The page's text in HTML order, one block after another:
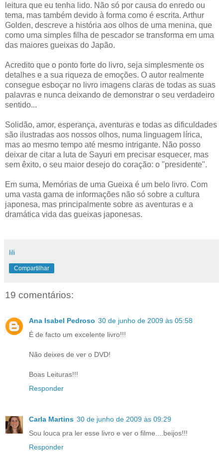
leitura que eu tenha lido. Não só por causa do enredo ou
tema, mas também devido à forma como é escrita. Arthur
Golden, descreve a história aos olhos de uma menina, que
como uma simples filha de pescador se transforma em uma
das maiores gueixas do Japão.
Acredito que o ponto forte do livro, seja simplesmente os
detalhes e a sua riqueza de emoções. O autor realmente
consegue esboçar no livro imagens claras de todas as suas
palavras e nunca deixando de demonstrar o seu verdadeiro
sentido...
Solidão, amor, esperança, aventuras e todas as dificuldades
são ilustradas aos nossos olhos, numa linguagem lírica,
mas ao mesmo tempo até mesmo intrigante. Não posso
deixar de citar a luta de Sayuri em precisar esquecer, mas
sem êxito, o seu maior desejo do coração: o "presidente".
Em suma, Memórias de uma Gueixa é um belo livro. Com
uma vasta gama de informações não só sobre a cultura
japonesa, mas principalmente sobre as aventuras e a
dramática vida das gueixas japonesas.
lili
Compartilhar
19 comentários:
Ana Isabel Pedroso 30 de junho de 2009 às 05:58
É de facto um excelente livro!!!
Não deixes de ver o DVD!
Boas Leituras!!!
Responder
Carla Martins 30 de junho de 2009 às 09:29
Sou louca pra ler esse livro e ver o filme....beijos!!!
Responder